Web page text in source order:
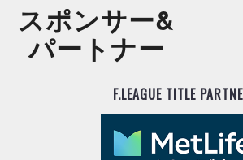
スポンサー&
パートナー
F.LEAGUE TITLE